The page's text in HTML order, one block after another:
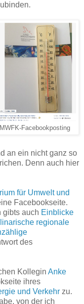
MWFK-Facebookposting
an ein nicht ganz so
Denn auch hier
für Umwelt und
Facebookseite.
gibts auch Einblicke
regionale
des
Kollegin Anke
ihres
und Verkehr zu.
von der ich